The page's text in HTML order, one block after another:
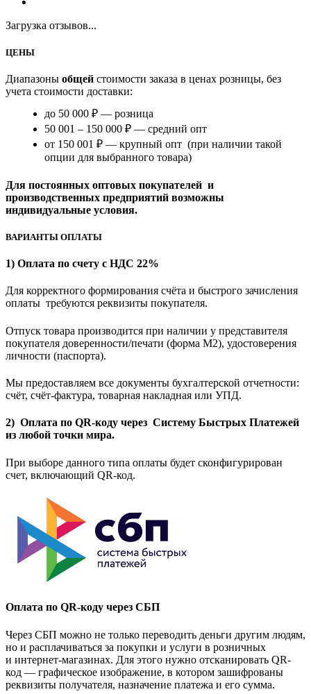
Загрузка отзывов...
ЦЕНЫ
Диапазоны общей стоимости заказа в ценах розницы, без
учета стоимости доставки:
до 50 000 ₽ — розница
50 001 – 150 000 ₽ — средний опт
от 150 001 ₽ — крупный опт (при наличии такой
опции для выбранного товара)
Для постоянных оптовых покупателей и
производственных предприятий возможны
индивидуальные условия.
ВАРИАНТЫ ОПЛАТЫ
1) Оплата по счету с НДС 22%
Для корректного формирования счёта и быстрого зачисления
оплаты требуются реквизиты покупателя.
Отпуск товара производится при наличии у представителя
покупателя доверенности/печати (форма M2), удостоверения
личности (паспорта).
Мы предоставляем все документы бухгалтерской отчетности:
счёт, счёт-фактура, товарная накладная или УПД.
2) Оплата по QR-коду через Систему Быстрых Платежей
из любой точки мира.
При выборе данного типа оплаты будет сконфигурирован
счет, включающий QR-код.
Оплата по QR-коду через СБП
Через СБП можно не только переводить деньги другим людям,
но и расплачиваться за покупки и услуги в розничных
и интернет-магазинах. Для этого нужно отсканировать QR-
код — графическое изображение, в котором зашифрованы
реквизиты получателя, назначение платежа и его сумма.